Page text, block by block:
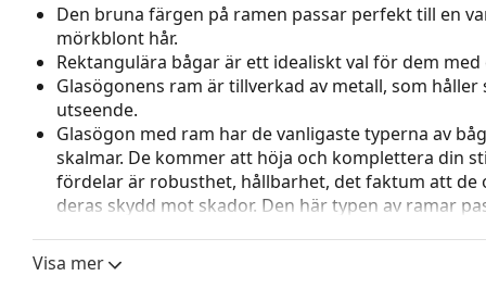
Den bruna färgen på ramen passar perfekt till en
mörkblont hår.
Rektangulära bågar är ett idealiskt val för dem
Glasögonens ram är tillverkad av metall, som
utseende.
Glasögon med ram har de vanligaste typerna av
skalmar. De kommer att höja och komplettera din
fördelar är robusthet, hållbarhet, det faktum att
deras skydd mot skador. Den här typen av ramar
glasögon för att ge högre komfort. Justering av
Visa mer